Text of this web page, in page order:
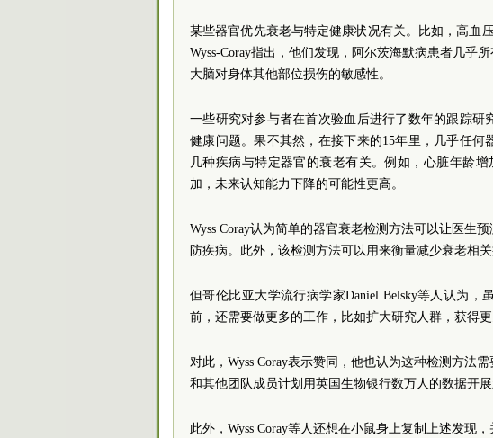
某些器官优先衰老与特定健康状况有关。比如，高血
Wyss-Coray指出，他们发现，阿尔茨海默病患者几乎
大脑对身体其他部位损伤的敏感性。
一些研究对参与者在首次验血后进行了数年的跟踪
健康问题。果不其然，在接下来的15年里，几乎任
几种疾病与特定器官的衰老有关。例如，心脏年龄
加，未来认知能力下降的可能性更高。
Wyss Coray认为简单的器官衰老检测方法可以让医生
防疾病。此外，该检测方法可以用来衡量减少衰老相
但哥伦比亚大学流行病学家Daniel Belsky等人认为
前，还需要做更多的工作，比如扩大研究人群，获得
对此，Wyss Coray表示赞同，他也认为这种检测方法
和其他团队成员计划用英国生物银行数万人的数据开展
此外，Wyss Coray等人还想在小鼠身上复制上述发现